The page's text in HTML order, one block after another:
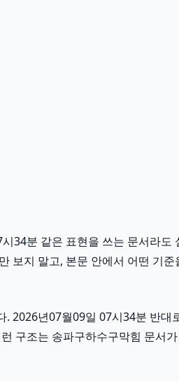
34분 같은 표현을 쓰는 문서라도
보지 말고, 본문 안에서 어떤 기
2026년07월09일 07시34분 반대
구조는 송파구하수구막힘 문서